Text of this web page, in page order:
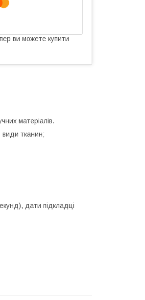
ви можете купити
матеріалів.
види тканин;
дати підкладці